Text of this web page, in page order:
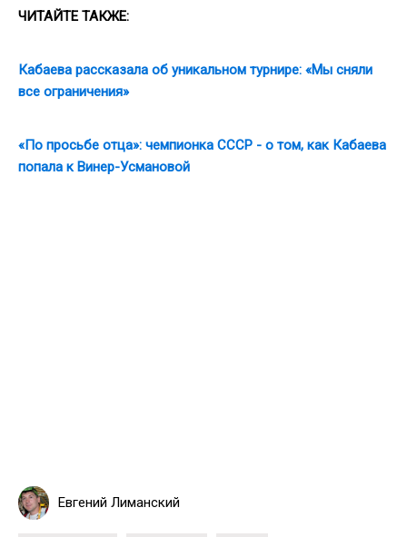
ЧИТАЙТЕ ТАКЖЕ:
Кабаева рассказала об уникальном турнире: «Мы сняли
все ограничения»
«По просьбе отца»: чемпионка СССР - о том, как Кабаева
попала к Винер-Усмановой
Евгений Лиманский